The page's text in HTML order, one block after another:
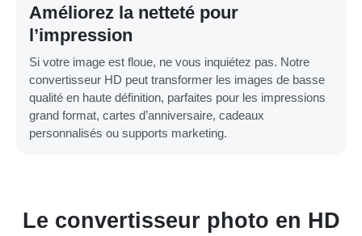
Améliorez la netteté pour
l’impression
Si votre image est floue, ne vous inquiétez pas. Notre
convertisseur HD peut transformer les images de basse
qualité en haute définition, parfaites pour les impressions
grand format, cartes d’anniversaire, cadeaux
personnalisés ou supports marketing.
Intuitif et efficace. Il a sauvé la